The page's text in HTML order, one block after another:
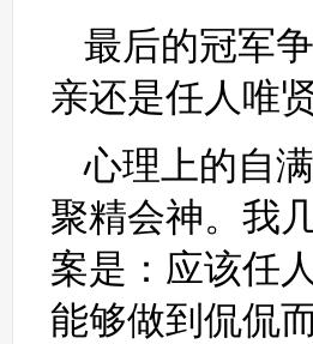
最后的冠军
亲还是任人唯
心理上的自
聚精会神。我
案是：应该任
能够做到侃侃